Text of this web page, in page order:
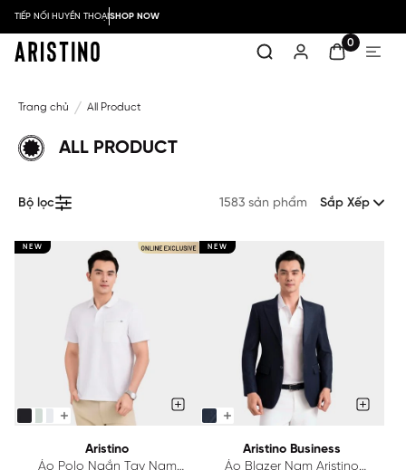
TIẾP NỐI HUYỀN THOẠISHOP NOW
0
Trang chủ All Product
ALL PRODUCT
Bộ lọc 1583 sản phẩm Sắp Xếp
NEW
Aristino
Áo Polo Ngắn Tay Nam
NEW
Aristino Business
Áo Blazer Nam Aristino